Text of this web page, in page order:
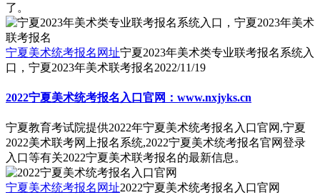
了。
宁夏美术统考报名网址宁夏2023年美术类专业联考报名系统入
口，宁夏2023年美术联考报名2022/11/19
2022宁夏美术统考报名入口官网：www.nxjyks.cn
宁夏教育考试院提供2022年宁夏美术统考报名入口官网,宁夏
2022美术联考网上报名系统,2022宁夏美术统考报名官网登录
入口等有关2022宁夏美术联考报名的最新信息。
宁夏美术统考报名网址2022宁夏美术统考报名入口官网